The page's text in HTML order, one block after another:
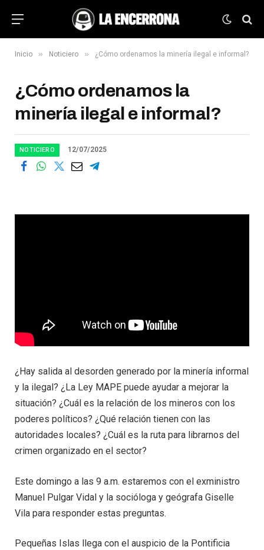
Inicio » Noticiero » ¿Cómo ordenamos la minería ilegal e informal?
¿Cómo ordenamos la
minería ilegal e informal?
NOTICIERO 12/07/2025
¿Hay salida al desorden generado por la minería informal
y la ilegal? ¿La Ley MAPE puede ayudar a mejorar la
situación? ¿Cuál es la relación de los mineros con los
poderes políticos? ¿Qué relación tienen con las
autoridades locales? ¿Cuál es la ruta para librarnos del
crimen organizado en el sector?
Este domingo a las 9 a.m. estaremos con el exministro
Manuel Pulgar Vidal y la socióloga y geógrafa Giselle
Vila para responder estas preguntas.
Pequeñas Islas llega con el auspicio de la Pontificia